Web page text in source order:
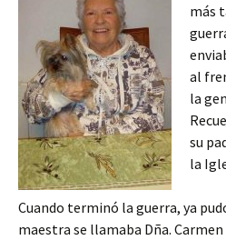
más
al
la
su
la
Cuando terminó la guerra, ya
maestra se llamaba Dña.